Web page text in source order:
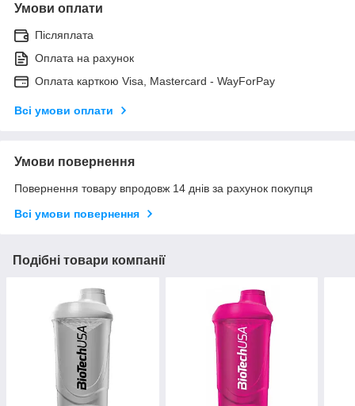
Умови оплати
Післяплата
Оплата на рахунок
Оплата карткою Visa, Mastercard - WayForPay
Всі умови оплати
Умови повернення
Повернення товару впродовж 14 днів за рахунок покупця
Всі умови повернення
Подібні товари компанії